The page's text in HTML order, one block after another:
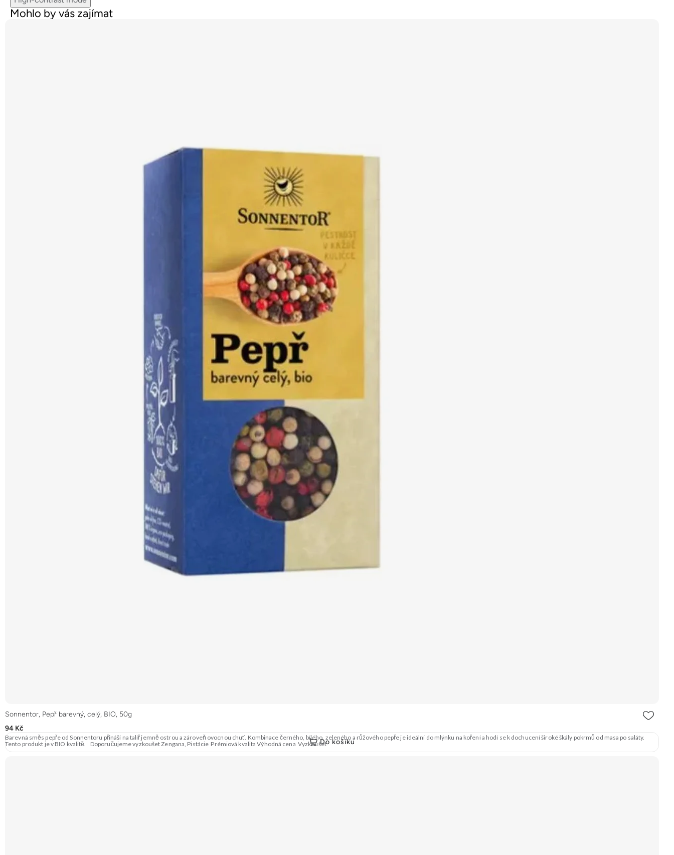
Mohlo by vás zajímat
Sonnentor, Pepř barevný, celý, BIO, 50g
94 Kč
Do košíku
Barevná směs pepře od Sonnentoru přináší na talíř jemně ostrou a zároveň ovocnou chuť. Kombinace černého, bílého, zeleného a růžového pepře je ideální do mlýnku na koření a hodí se k dochucení široké škály pokrmů od masa po saláty.
Tento produkt je v BIO kvalitě. Doporučujeme vyzkoušet Zengana, Pistácie Prémiová kvalita Výhodná cena Vyzkoušet